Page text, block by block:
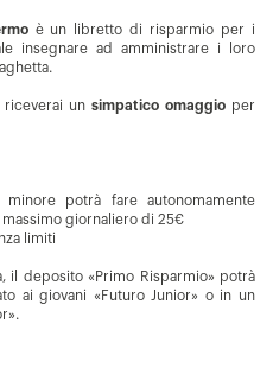
è un libretto di risparmio per i
insegnare ad amministrare i loro
riceverai un simpatico omaggioper
potrà fare autonomamente
giornaliero di 25€
limiti
il deposito «Primo Risparmio» potrà
ai giovani «Futuro Junior» o in un